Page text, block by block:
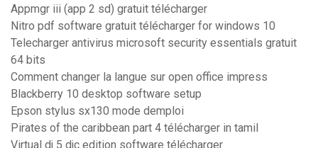
Appmgr iii (app 2 sd) gratuit télécharger
Nitro pdf software gratuit télécharger for windows 10
Telecharger antivirus microsoft security essentials gratuit
64 bits
Comment changer la langue sur open office impress
Blackberry 10 desktop software setup
Epson stylus sx130 mode demploi
Pirates of the caribbean part 4 télécharger in tamil
Virtual dj 5 djc edition software télécharger